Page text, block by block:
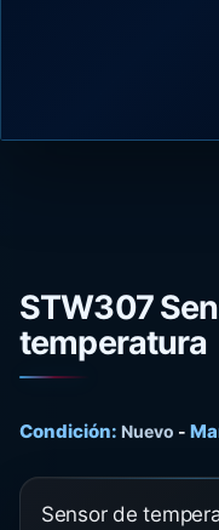
STW307
temperatura
Condición: Nuevo -
Sensor de